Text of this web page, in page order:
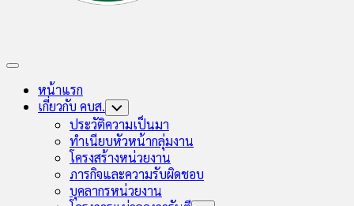
Expand
หน้าแรก
เกี่ยวกับ คบส. Toggle
Child
Menu
ประวัติความเป็นมา
ทำเนียบหัวหน้ากลุ่มงาน
โครงสร้างหน่วยงาน
ภารกิจและความรับผิดชอบ
บุคลากรหน่วยงาน